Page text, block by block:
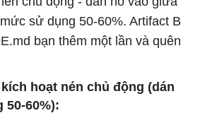
sử dụng 50-60%. Artifact B
bạn thêm một lần và quên
hoạt nén chủ động (dán
50-60%):